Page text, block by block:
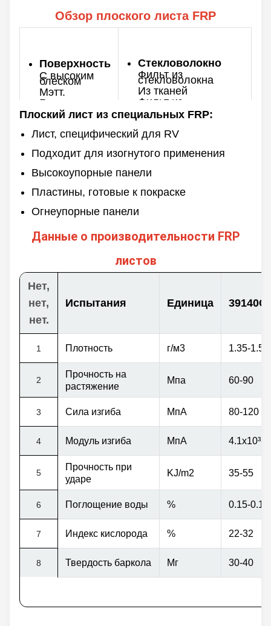
Обзор плоского листа FRP
Поверхность
С высоким
блеском
Мэтт.
Гелевое
покрытие
Негелевое
Цвет
Настраиваемый
Сзади
Гладкий
Сплошные
Стекловолокно
Фильт из
стекловолокна
Из тканей
Фильт из
ткань
Толщина
0.8-10 мм
Максимальная
ширина
Длина
60/100/120м & на
заказ
Плоский лист из специальных FRP:
Лист, специфический для RV
Подходит для изогнутого применения
Высокоупорные панели
Пластины, готовые к покраске
Огнеупорные панели
Данные о производительности FRP
листов
Нет,
нет,
нет.
Испытания Единица
1 Плотность г/м3 1.35-1.5
2
Прочность на
растяжение
Мпа 60-90
3 Сила изгиба МпА 80-120
4 Модуль изгиба МпА 4.1х10³-
5
Прочность при
ударе
KJ/m2 35-55
6 Поглощение воды % 0.15-0.16
7 Индекс кислорода % 22-32
8 Твердость баркола Мг 30-40